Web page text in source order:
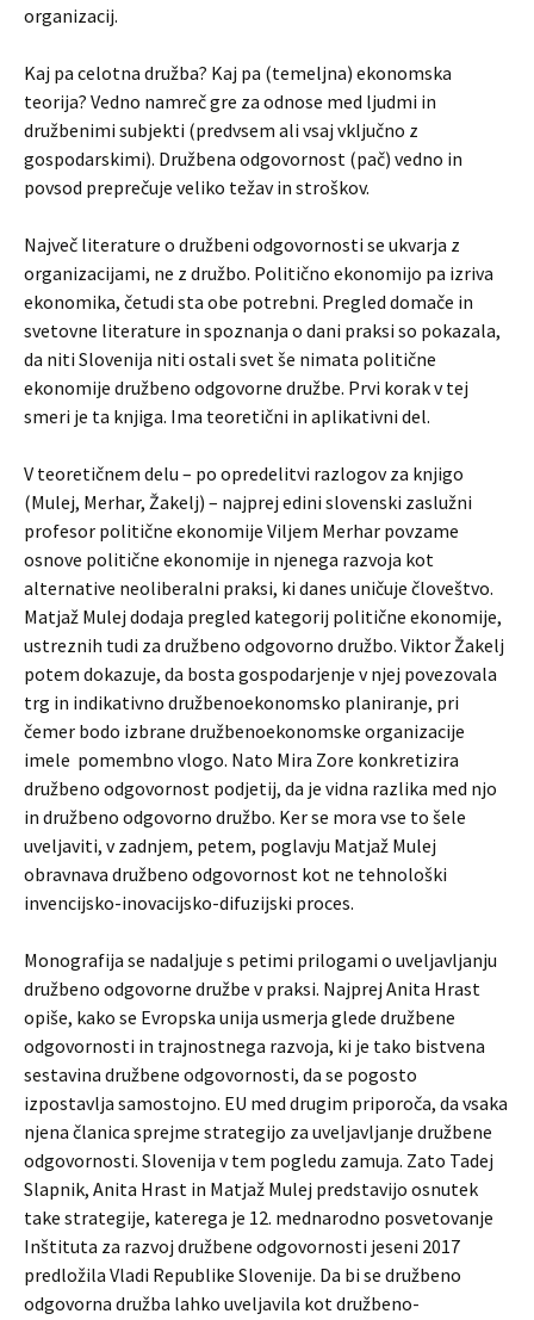
organizacij.
Kaj pa celotna družba? Kaj pa (temeljna) ekonomska
teorija? Vedno namreč gre za odnose med ljudmi in
družbenimi subjekti (predvsem ali vsaj vključno z
gospodarskimi). Družbena odgovornost (pač) vedno in
povsod preprečuje veliko težav in stroškov.
Največ literature o družbeni odgovornosti se ukvarja z
organizacijami, ne z družbo. Politično ekonomijo pa izriva
ekonomika, četudi sta obe potrebni. Pregled domače in
svetovne literature in spoznanja o dani praksi so pokazala,
da niti Slovenija niti ostali svet še nimata politične
ekonomije družbeno odgovorne družbe. Prvi korak v tej
smeri je ta knjiga. Ima teoretični in aplikativni del.
V teoretičnem delu – po opredelitvi razlogov za knjigo
(Mulej, Merhar, Žakelj) – najprej edini slovenski zaslužni
profesor politične ekonomije Viljem Merhar povzame
osnove politične ekonomije in njenega razvoja kot
alternative neoliberalni praksi, ki danes uničuje človeštvo.
Matjaž Mulej dodaja pregled kategorij politične ekonomije,
ustreznih tudi za družbeno odgovorno družbo. Viktor Žakelj
potem dokazuje, da bosta gospodarjenje v njej povezovala
trg in indikativno družbenoekonomsko planiranje, pri
čemer bodo izbrane družbenoekonomske organizacije
imele pomembno vlogo. Nato Mira Zore konkretizira
družbeno odgovornost podjetij, da je vidna razlika med njo
in družbeno odgovorno družbo. Ker se mora vse to šele
uveljaviti, v zadnjem, petem, poglavju Matjaž Mulej
obravnava družbeno odgovornost kot ne tehnološki
invencijsko-inovacijsko-difuzijski proces.
Monografija se nadaljuje s petimi prilogami o uveljavljanju
družbeno odgovorne družbe v praksi. Najprej Anita Hrast
opiše, kako se Evropska unija usmerja glede družbene
odgovornosti in trajnostnega razvoja, ki je tako bistvena
sestavina družbene odgovornosti, da se pogosto
izpostavlja samostojno. EU med drugim priporoča, da vsaka
njena članica sprejme strategijo za uveljavljanje družbene
odgovornosti. Slovenija v tem pogledu zamuja. Zato Tadej
Slapnik, Anita Hrast in Matjaž Mulej predstavijo osnutek
take strategije, katerega je 12. mednarodno posvetovanje
Inštituta za razvoj družbene odgovornosti jeseni 2017
predložila Vladi Republike Slovenije. Da bi se družbeno
odgovorna družba lahko uveljavila kot družbeno-